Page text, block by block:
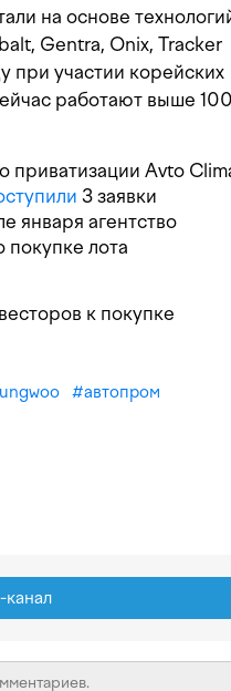
на основе
Gentra, Onix, Tracker
при участии корейских
работают выше
приватизации Avto
3 заявки
января агентство
лота
к покупке
#автопром
канал